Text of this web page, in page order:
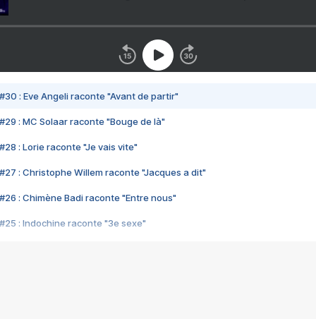
#30 : Eve Angeli raconte "Avant de partir"
#29 : MC Solaar raconte "Bouge de là"
#28 : Lorie raconte "Je vais vite"
#27 : Christophe Willem raconte "Jacques a dit"
#26 : Chimène Badi raconte "Entre nous"
#25 : Indochine raconte "3e sexe"